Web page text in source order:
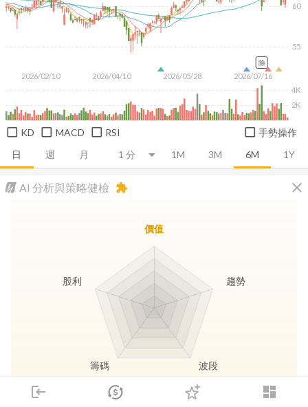
login dashboard
市場 登入
日 週 月 1M 3M 6M 1Y
2026/02/10 2026/04/10 2026/05/28 2026/07/16
55
60
2K
4K
除
KD MACD RSI 手勢操作
AI 分析與策略健檢 close
extension
趨勢動能 波段訊號
價值
趨勢
波段
籌碼
股利